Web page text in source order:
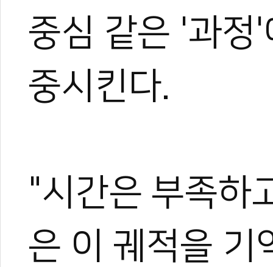
중심 같은 '과정
중시킨다.
"시간은 부족하
은 이 궤적을 기